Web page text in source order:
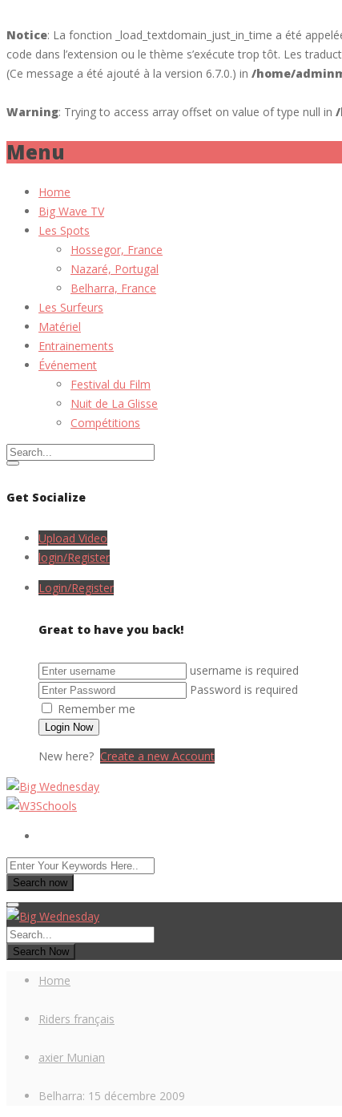
Notice: La fonction _load_textdomain_just_in_time a été
code dans l’extension ou le thème s’exécute trop tôt. Les
(Ce message a été ajouté à la version 6.7.0.) in /home/
Warning: Trying to access array offset on value of type null in /
Menu
Home
Big Wave TV
Les Spots
Hossegor, France
Nazaré, Portugal
Belharra, France
Les Surfeurs
Matériel
Entrainements
Événement
Festival du Film
Nuit de La Glisse
Compétitions
Get Socialize
Upload Video
login/Register
Login/Register
Great to have you back!
username is required
Password is required
Remember me
New here? Create a new Account
Search now
Search Now
Home
Riders français
axier Munian
Belharra: 15 décembre 2009